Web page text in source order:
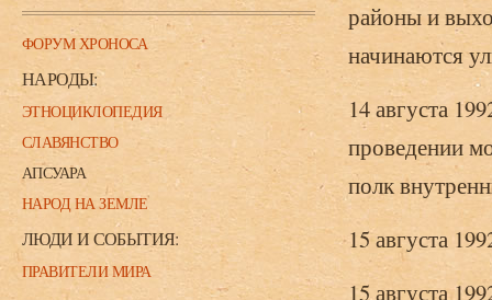
ФОРУМ ХРОНОСА
НАРОДЫ:
ЭТНОЦИКЛОПЕДИЯ
СЛАВЯНСТВО
АПСУАРА
НАРОД НА ЗЕМЛЕ
ЛЮДИ И СОБЫТИЯ:
ПРАВИТЕЛИ МИРА
районы и
начинаются
14 августа
проведении
полк
15 августа
15 августа